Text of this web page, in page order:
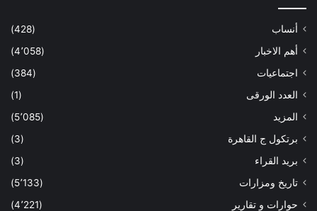
أنساب
(428)
أهم الاخبار
(4٬058)
اجتماعيات
(384)
العدد الورقى
(1)
المزيد
(5٬085)
برتكول ج القاهرة
(3)
بريد القراء
(3)
تاريخ ومزارات
(5٬133)
حوارات و تقارير
(4٬221)